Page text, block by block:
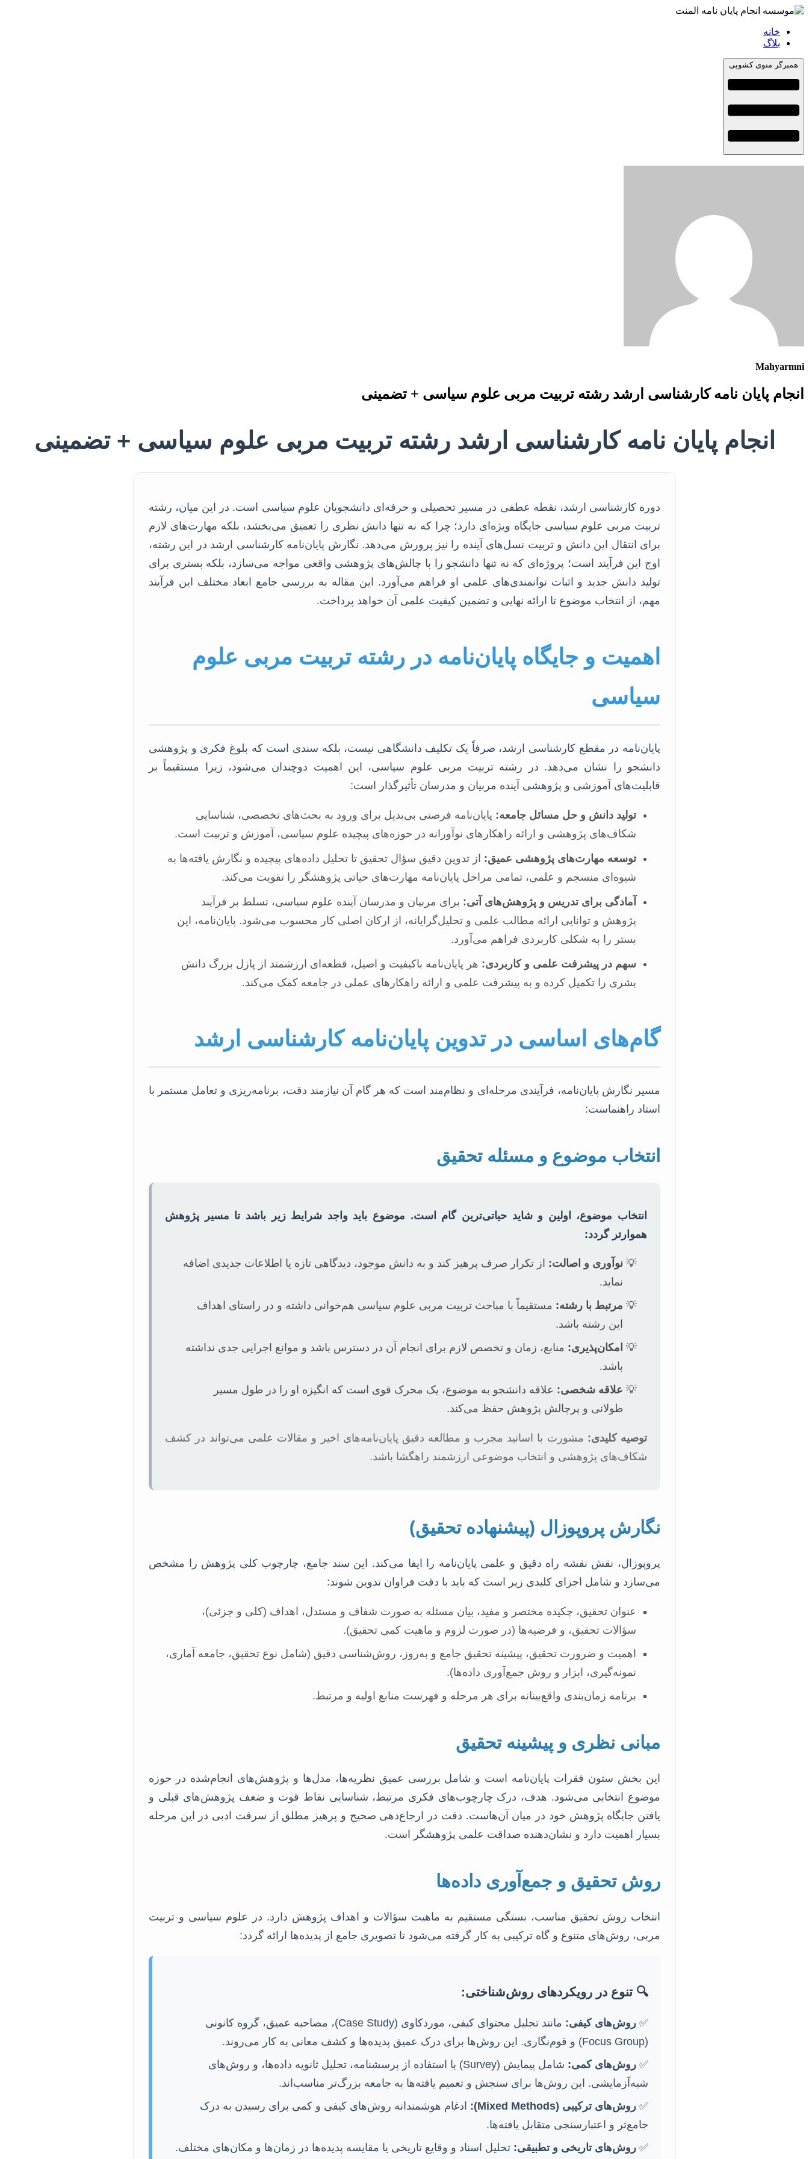
خانه
بلاگ
همبرگر منوی کشویی
Mahyarmni
انجام پایان نامه کارشناسی ارشد رشته تربیت مربی علوم سیاسی + تضمینی
انجام پایان نامه کارشناسی ارشد رشته تربیت مربی علوم سیاسی + تضمینی
دوره کارشناسی ارشد، نقطه عطفی در مسیر تحصیلی و حرفه‌ای دانشجویان علوم سیاسی است. در این میان، رشته
تربیت مربی علوم سیاسی جایگاه ویژه‌ای دارد؛ چرا که نه تنها دانش نظری را تعمیق می‌بخشد، بلکه مهارت‌های لازم
برای انتقال این دانش و تربیت نسل‌های آینده را نیز پرورش می‌دهد. نگارش پایان‌نامه کارشناسی ارشد در این رشته،
اوج این فرآیند است؛ پروژه‌ای که نه تنها دانشجو را با چالش‌های پژوهشی واقعی مواجه می‌سازد، بلکه بستری برای
تولید دانش جدید و اثبات توانمندی‌های علمی او فراهم می‌آورد. این مقاله به بررسی جامع ابعاد مختلف این فرآیند
مهم، از انتخاب موضوع تا ارائه نهایی و تضمین کیفیت علمی آن خواهد پرداخت.
اهمیت و جایگاه پایان‌نامه در رشته تربیت مربی علوم
سیاسی
پایان‌نامه در مقطع کارشناسی ارشد، صرفاً یک تکلیف دانشگاهی نیست، بلکه سندی است که بلوغ فکری و پژوهشی
دانشجو را نشان می‌دهد. در رشته تربیت مربی علوم سیاسی، این اهمیت دوچندان می‌شود، زیرا مستقیماً بر
قابلیت‌های آموزشی و پژوهشی آینده مربیان و مدرسان تأثیرگذار است:
تولید دانش و حل مسائل جامعه: پایان‌نامه فرصتی بی‌بدیل برای ورود به بحث‌های تخصصی، شناسایی
شکاف‌های پژوهشی و ارائه راهکارهای نوآورانه در حوزه‌های پیچیده علوم سیاسی، آموزش و تربیت است.
توسعه مهارت‌های پژوهشی عمیق: از تدوین دقیق سؤال تحقیق تا تحلیل داده‌های پیچیده و نگارش یافته‌ها به
شیوه‌ای منسجم و علمی، تمامی مراحل پایان‌نامه مهارت‌های حیاتی پژوهشگر را تقویت می‌کند.
آمادگی برای تدریس و پژوهش‌های آتی: برای مربیان و مدرسان آینده علوم سیاسی، تسلط بر فرآیند
پژوهش و توانایی ارائه مطالب علمی و تحلیل‌گرایانه، از ارکان اصلی کار محسوب می‌شود. پایان‌نامه، این
بستر را به شکلی کاربردی فراهم می‌آورد.
سهم در پیشرفت علمی و کاربردی: هر پایان‌نامه باکیفیت و اصیل، قطعه‌ای ارزشمند از پازل بزرگ دانش
بشری را تکمیل کرده و به پیشرفت علمی و ارائه راهکارهای عملی در جامعه کمک می‌کند.
گام‌های اساسی در تدوین پایان‌نامه کارشناسی ارشد
مسیر نگارش پایان‌نامه، فرآیندی مرحله‌ای و نظام‌مند است که هر گام آن نیازمند دقت، برنامه‌ریزی و تعامل مستمر با
استاد راهنماست:
انتخاب موضوع و مسئله تحقیق
انتخاب موضوع، اولین و شاید حیاتی‌ترین گام است. موضوع باید واجد شرایط زیر باشد تا مسیر پژوهش
هموارتر گردد:
نوآوری و اصالت: از تکرار صرف پرهیز کند و به دانش موجود، دیدگاهی تازه یا اطلاعات جدیدی اضافه
نماید.
مرتبط با رشته: مستقیماً با مباحث تربیت مربی علوم سیاسی هم‌خوانی داشته و در راستای اهداف
این رشته باشد.
امکان‌پذیری: منابع، زمان و تخصص لازم برای انجام آن در دسترس باشد و موانع اجرایی جدی نداشته
باشد.
علاقه شخصی: علاقه دانشجو به موضوع، یک محرک قوی است که انگیزه او را در طول مسیر
طولانی و پرچالش پژوهش حفظ می‌کند.
توصیه کلیدی: مشورت با اساتید مجرب و مطالعه دقیق پایان‌نامه‌های اخیر و مقالات علمی می‌تواند در کشف
شکاف‌های پژوهشی و انتخاب موضوعی ارزشمند راهگشا باشد.
نگارش پروپوزال (پیشنهاده تحقیق)
پروپوزال، نقش نقشه راه دقیق و علمی پایان‌نامه را ایفا می‌کند. این سند جامع، چارچوب کلی پژوهش را مشخص
می‌سازد و شامل اجزای کلیدی زیر است که باید با دقت فراوان تدوین شوند:
عنوان تحقیق، چکیده مختصر و مفید، بیان مسئله به صورت شفاف و مستدل، اهداف (کلی و جزئی)،
سؤالات تحقیق، و فرضیه‌ها (در صورت لزوم و ماهیت کمی تحقیق).
اهمیت و ضرورت تحقیق، پیشینه تحقیق جامع و به‌روز، روش‌شناسی دقیق (شامل نوع تحقیق، جامعه آماری،
نمونه‌گیری، ابزار و روش جمع‌آوری داده‌ها).
برنامه زمان‌بندی واقع‌بینانه برای هر مرحله و فهرست منابع اولیه و مرتبط.
مبانی نظری و پیشینه تحقیق
این بخش ستون فقرات پایان‌نامه است و شامل بررسی عمیق نظریه‌ها، مدل‌ها و پژوهش‌های انجام‌شده در حوزه
موضوع انتخابی می‌شود. هدف، درک چارچوب‌های فکری مرتبط، شناسایی نقاط قوت و ضعف پژوهش‌های قبلی و
یافتن جایگاه پژوهش خود در میان آن‌هاست. دقت در ارجاع‌دهی صحیح و پرهیز مطلق از سرقت ادبی در این مرحله
بسیار اهمیت دارد و نشان‌دهنده صداقت علمی پژوهشگر است.
روش تحقیق و جمع‌آوری داده‌ها
انتخاب روش تحقیق مناسب، بستگی مستقیم به ماهیت سؤالات و اهداف پژوهش دارد. در علوم سیاسی و تربیت
مربی، روش‌های متنوع و گاه ترکیبی به کار گرفته می‌شود تا تصویری جامع از پدیده‌ها ارائه گردد:
🔍 تنوع در رویکردهای روش‌شناختی:
✅ روش‌های کیفی:
مانند تحلیل محتوای کیفی، موردکاوی (Case Study)، مصاحبه عمیق، گروه کانونی
(Focus Group) و قوم‌نگاری. این روش‌ها برای درک عمیق پدیده‌ها و کشف معانی به کار می‌روند.
✅ روش‌های کمی:
شامل پیمایش (Survey) با استفاده از پرسشنامه، تحلیل ثانویه داده‌ها، و روش‌های
شبه‌آزمایشی. این روش‌ها برای سنجش و تعمیم یافته‌ها به جامعه بزرگ‌تر مناسب‌اند.
✅ روش‌های ترکیبی (Mixed Methods):
ادغام هوشمندانه روش‌های کیفی و کمی برای رسیدن به درک
جامع‌تر و اعتبارسنجی متقابل یافته‌ها.
✅ روش‌های تاریخی و تطبیقی: تحلیل اسناد و وقایع تاریخی یا مقایسه پدیده‌ها در زمان‌ها و مکان‌های مختلف.